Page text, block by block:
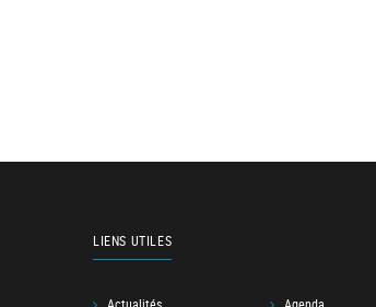
LIENS UTILES
Actualités
Agenda